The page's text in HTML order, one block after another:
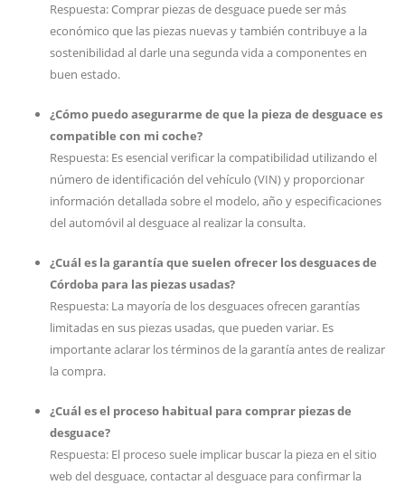
Respuesta: Comprar piezas de desguace puede ser más
económico que las piezas nuevas y también contribuye a la
sostenibilidad al darle una segunda vida a componentes en
buen estado.
¿Cómo puedo asegurarme de que la pieza de desguace es
compatible con mi coche?
Respuesta: Es esencial verificar la compatibilidad utilizando el
número de identificación del vehículo (VIN) y proporcionar
información detallada sobre el modelo, año y especificaciones
del automóvil al desguace al realizar la consulta.
¿Cuál es la garantía que suelen ofrecer los desguaces de
Córdoba para las piezas usadas?
Respuesta: La mayoría de los desguaces ofrecen garantías
limitadas en sus piezas usadas, que pueden variar. Es
importante aclarar los términos de la garantía antes de realizar
la compra.
¿Cuál es el proceso habitual para comprar piezas de
desguace?
Respuesta: El proceso suele implicar buscar la pieza en el sitio
web del desguace, contactar al desguace para confirmar la